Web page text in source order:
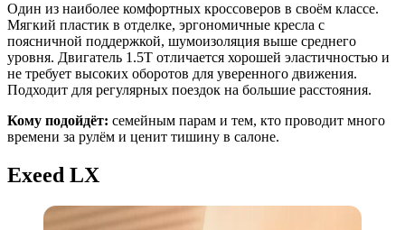
Один из наиболее комфортных кроссоверов в своём классе.
Мягкий пластик в отделке, эргономичные кресла с
поясничной поддержкой, шумоизоляция выше среднего
уровня. Двигатель 1.5T отличается хорошей эластичностью и
не требует высоких оборотов для уверенного движения.
Подходит для регулярных поездок на большие расстояния.
Кому подойдёт: семейным парам и тем, кто проводит много
времени за рулём и ценит тишину в салоне.
Exeed LX